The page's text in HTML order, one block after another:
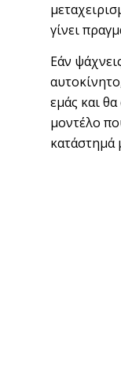
γίνει
Εάν
εμάς και
μοντέλο
κατάστημά